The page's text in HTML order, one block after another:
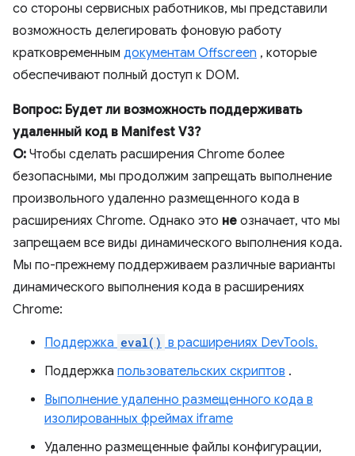
со стороны сервисных работников, мы представили
возможность делегировать фоновую работу
кратковременным документам Offscreen , которые
обеспечивают полный доступ к DOM.
Вопрос: Будет ли возможность поддерживать
удаленный код в Manifest V3?
О: Чтобы сделать расширения Chrome более
безопасными, мы продолжим запрещать выполнение
произвольного удаленно размещенного кода в
расширениях Chrome. Однако это не означает, что мы
запрещаем все виды динамического выполнения кода.
Мы по-прежнему поддерживаем различные варианты
динамического выполнения кода в расширениях
Chrome:
Поддержка eval() в расширениях DevTools.
Поддержка пользовательских скриптов .
Выполнение удаленно размещенного кода в
изолированных фреймах iframe
Удаленно размещенные файлы конфигурации,